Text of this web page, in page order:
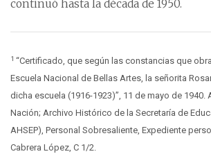
continuó hasta la década de 1950.
1 “Certificado, que según las constancias que
Escuela Nacional de Bellas Artes, la señorita
dicha escuela (1916-1923)”, 11 de mayo de 1940.
Nación; Archivo Histórico de la Secretaría de
AHSEP), Personal Sobresaliente, Expediente
Cabrera López, C 1/2.